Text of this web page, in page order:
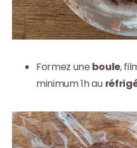
Formez une boule,
minimum 1h au